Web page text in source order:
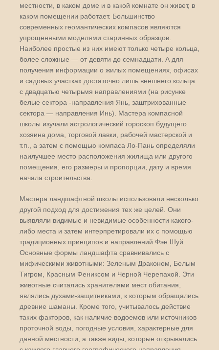
местности, в каком доме и в какой комнате он живет, в
каком помещении работает. Большинство
современных геомантических компасов являются
упрощенными моделями старинных образцов.
Наиболее простые из них имеют только четыре кольца,
более сложные — от девяти до семнадцати. А для
получения информации о жилых помещениях, офисах
и садовых участках достаточно лишь внешнего кольца
с двадцатью четырьмя направлениями (на рисунке
белые сектора -направления Янь, заштрихованные
сектора — направления Инь). Мастера компасной
школы изучали астрологический гороскоп будущего
хозяина дома, торговой лавки, рабочей мастерской и
т.п., а затем с помощью компаса Ло-Пань определяли
наилучшее место расположения жилища или другого
помещения, его размеры и пропорции, дату и время
начала строительства.
Мастера ландшафтной школы использовали несколько
другой подход для достижения тех же целей. Они
выявляли видимые и невидимые особенности какого-
либо места и затем интерпретировали их с помощью
традиционных принципов и направлений Фэн Шуй.
Основные формы ландшафта сравнивались с
мифическими животными: Зеленым Драконом, Белым
Тигром, Красным Фениксом и Черной Черепахой. Эти
животные считались хранителями мест обитания,
являлись духами-защитниками, к которым обращались
древние шаманы. Кроме того, учитывалось действие
таких факторов, как наличие водоемов или источников
проточной воды, погодные условия, характерные для
данной местности, а также виды, которые открывались